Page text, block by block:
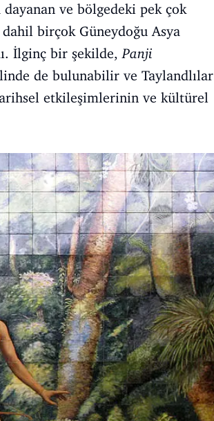
dayanan ve bölgedeki pek çok
birçok Güneydoğu Asya
İlginç bir şekilde,Panji
de bulunabilir ve Taylandlılar
etkileşimlerinin ve kültürel